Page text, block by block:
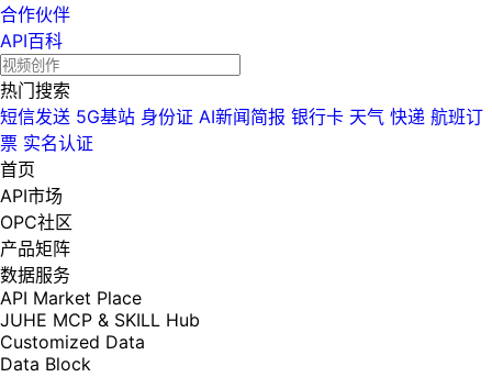
合作伙伴
API百科
热门搜索
短信发送 5G基站 身份证 AI新闻简报 银行卡 天气 快递 航班订
票 实名认证
首页
API市场
OPC社区
产品矩阵
数据服务
API Market Place
JUHE MCP & SKILL Hub
Customized Data
Data Block